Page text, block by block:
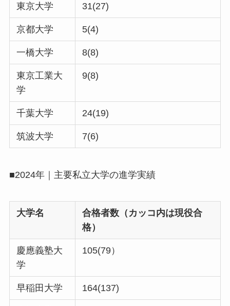
東京大学 31(27)
京都大学 5(4)
一橋大学 8(8)
東京工業大
学
9(8)
千葉大学 24(19)
筑波大学 7(6)
■2024年｜主要私立大学の進学実績
大学名
合格者数（カッコ内は現役合
格）
慶應義塾大
学
105(79）
早稲田大学 164(137)